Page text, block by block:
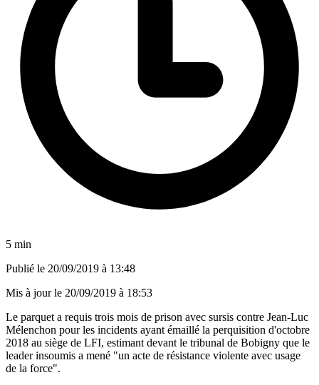
5 min
Publié le 20/09/2019 à 13:48
Mis à jour le 20/09/2019 à 18:53
Le parquet a requis trois mois de prison avec sursis contre Jean-Luc
Mélenchon pour les incidents ayant émaillé la perquisition d'octobre
2018 au siège de LFI, estimant devant le tribunal de Bobigny que le
leader insoumis a mené "un acte de résistance violente avec usage
de la force".